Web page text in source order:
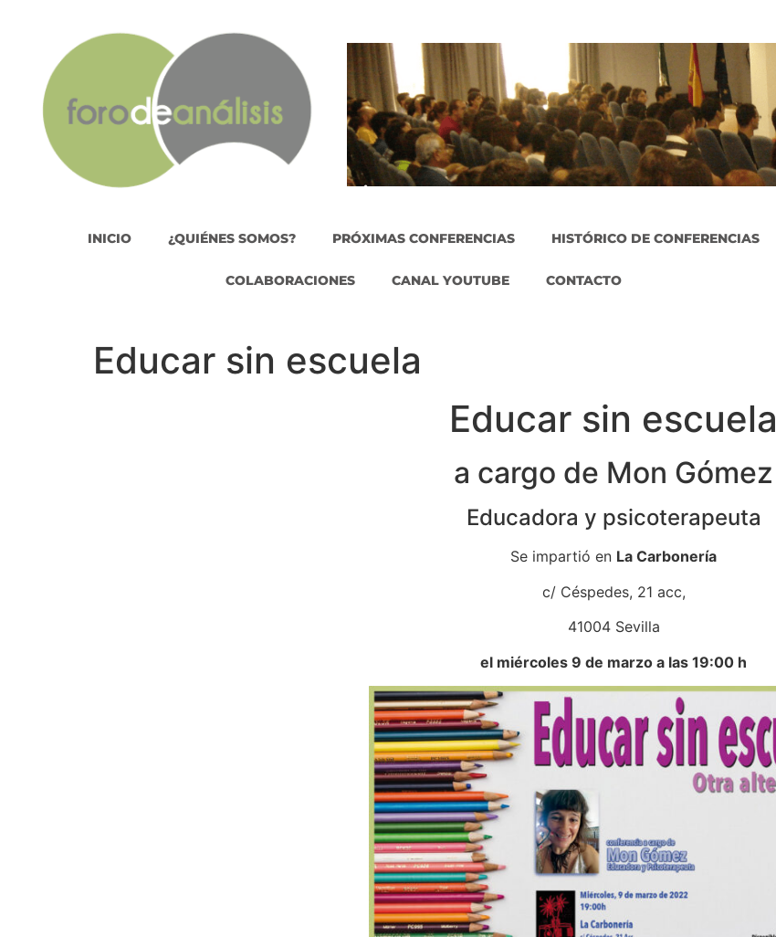
INICIO ¿QUIÉNES SOMOS? PRÓXIMAS CONFERENCIAS HISTÓRICO DE CONFERENCIAS
COLABORACIONES CANAL YOUTUBE CONTACTO
Educar sin escuela
Educar sin escuela
a cargo de Mon Gómez
Educadora y psicoterapeuta
Se impartió en La Carbonería
c/ Céspedes, 21 acc,
41004 Sevilla
el miércoles 9 de marzo a las 19:00 h